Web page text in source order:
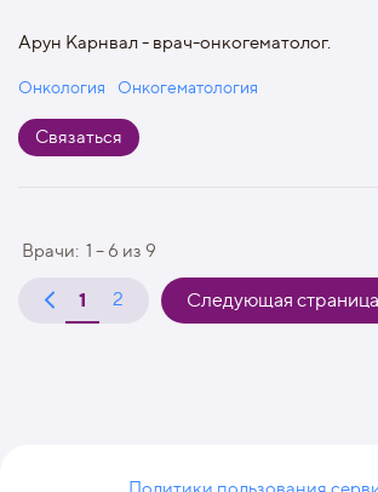
Арун Карнвал - врач-онкогематолог.
Онкология Онкогематология
Связаться
Врачи: 1 – 6 из 9
1 2 Следующая страница